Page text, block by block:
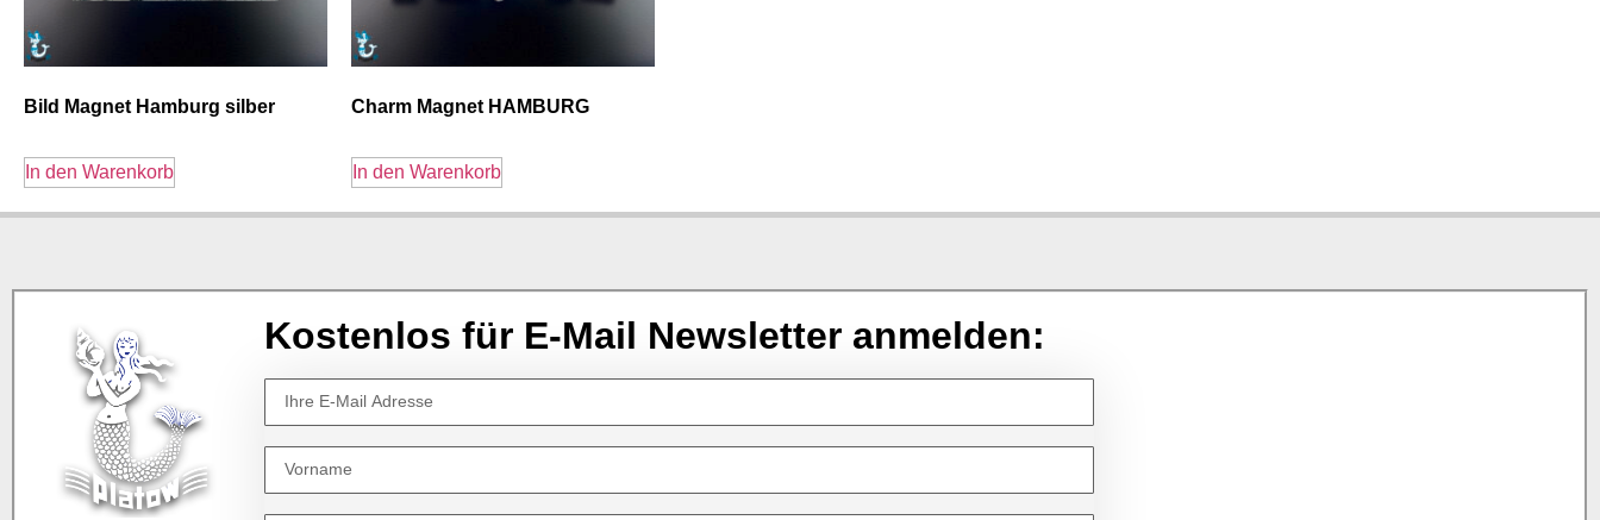
Bild Magnet Hamburg silber
In den Warenkorb
Charm Magnet HAMBURG
In den Warenkorb
Kostenlos für E-Mail Newsletter anmelden: